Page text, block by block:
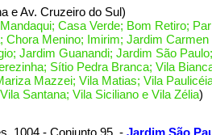
e Av. Cruzeiro do Sul)
Casa Verde; Bom Retiro;
Chora Menino; Imirim; Jardim Carmen
Jardim Guanandi; Jardim São Paulo;
Sítio Pedra Branca; Vila
Mazzei; Vila Matias; Vila
Santana; Vila Siciliano e Vila Zélia)
1004 - Conjunto 95 - Jardim São